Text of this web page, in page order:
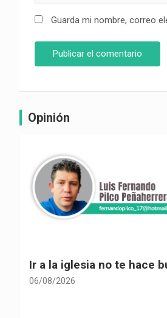
Guarda mi nombre, correo
Opinión
La memoria selectiva un
los políticos, cuando la